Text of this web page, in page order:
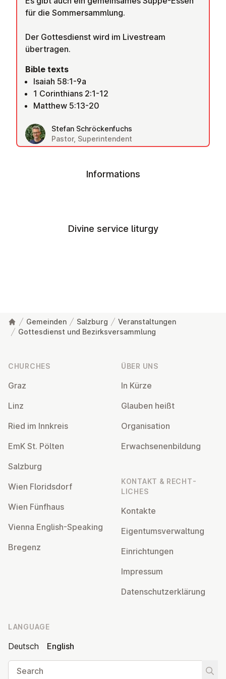
für die Sommersammlung.
Der Gottesdienst wird im Livestream
übertragen.
Bible texts
Isaiah 58:1-9a
1 Corinthians 2:1-12
Matthew 5:13-20
Stefan Schröckenfuchs
Pastor, Superintendent
Informations
Divine service liturgy
Gemeinden Salzburg
Veranstaltungen
Gottesdienst und Bezirksversammlung
CHURCHES
Graz
Linz
Ried im Innkreis
EmK St. Pölten
Salzburg
Wien Flor­idsdorf
Wien Fünfhaus
Vienna English-Speaking
Bregenz
ÜBER UNS
In Kürze
Glauben heißt
Or­gan­isa­tion
Er­wach­sen­en­bildung
KONTAKT & RECHT­
LICHES
Kontakte
Ei­gentums­ver­wal­tung
Ein­rich­tun­gen
Impressum
Datens­chutzerklärung
LANGUAGE
Deutsch
English
Search